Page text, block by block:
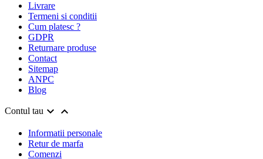
Livrare
Termeni si conditii
Cum platesc ?
GDPR
Returnare produse
Contact
Sitemap
ANPC
Blog
Contul tau  
Informatii personale
Retur de marfa
Comenzi